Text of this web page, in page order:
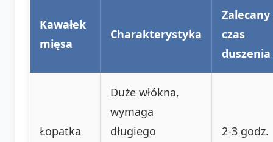
Kawałek
mięsa
Charakterystyka
Zalecany
czas
duszenia
Łopatka
Duże włókna,
wymaga
długiego
2-3 godz.